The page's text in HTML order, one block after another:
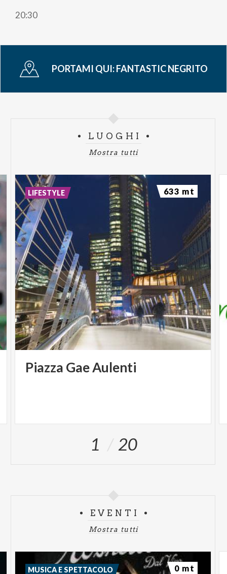
20:30
PORTAMI QUI:FANTASTIC NEGRITO
LUOGHI
Mostra tutti
Piazza GaeAulenti
LIFESTYLE 633 mt
1 20
EVENTI
Mostra tutti
MUSICA E SPETTACOLO 0 mt